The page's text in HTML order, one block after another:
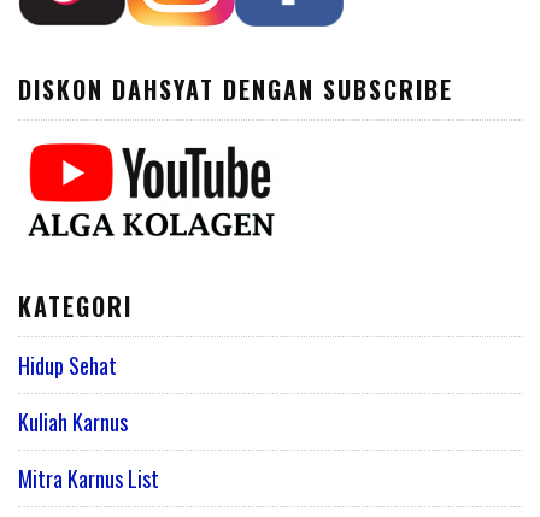
DISKON DAHSYAT DENGAN SUBSCRIBE
KATEGORI
Hidup Sehat
Kuliah Karnus
Mitra Karnus List